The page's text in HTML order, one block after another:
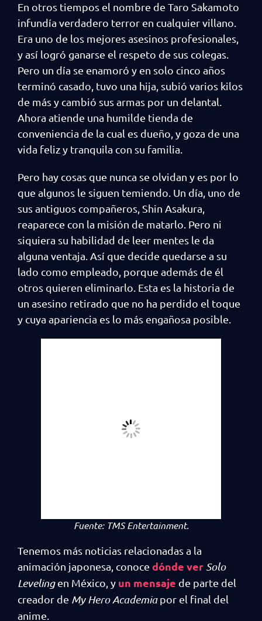
En otros tiempos el nombre de Taro Sakamoto
infundía verdadero terror en cualquier villano.
Era uno de los mejores asesinos profesionales,
y así logró ganarse el respeto de sus colegas.
Pero un día se enamoró y en solo cinco años
terminó casado, tuvo una hija, subió varios kilos
de más y cambió sus armas por un delantal.
Ahora atiende una humilde tienda de
conveniencia de la cual es dueño, y goza de una
vida feliz y tranquila con su familia.
Pero hay cosas que nunca se olvidan y es por lo
que algunos le siguen temiendo. Un día, uno de
sus antiguos compañeros, Shin Asakura,
reaparece con la misión de matarlo. Pero ni
siquiera su habilidad de leer mentes le da
alguna ventaja. Así que decide quedarse a su
lado como empleado, porque además de él
otros quieren eliminarlo. Esta es la historia de
un asesino retirado que no ha perdido el toque
y cuya apariencia es lo más engañosa posible.
Fuente: TMS Entertainment.
Tenemos más noticias relacionadas a la
animación japonesa, conoce dónde ver Solo
Levelingen México, y un mensaje de parte del
creador de My Hero Academiapor el final del
anime.